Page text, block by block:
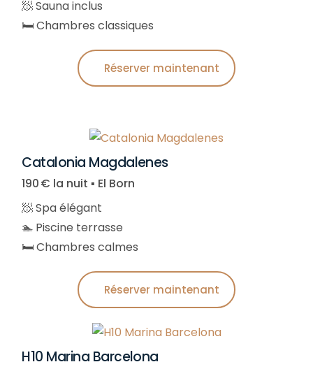
🧖 Sauna inclus
🛏️ Chambres classiques
Réserver maintenant
Catalonia Magdalenes
190 € la nuit ▪︎ El Born
🧖 Spa élégant
🏊 Piscine terrasse
🛏️ Chambres calmes
Réserver maintenant
H10 Marina Barcelona